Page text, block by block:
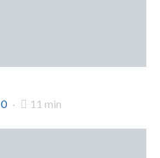
0 11 min